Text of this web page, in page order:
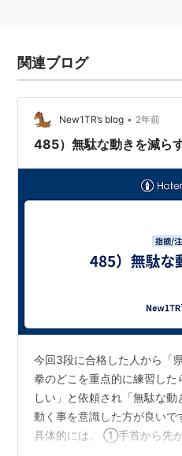
関連ブログ
New1TR’s blog • 2年前
485）無駄な動きを減ら
今回3段に合格した人から「
拳のどこを重点的に練習し
しい」と依頼され「無駄な
動く事を意識した方が良いで
具体的には、 ①手首から先